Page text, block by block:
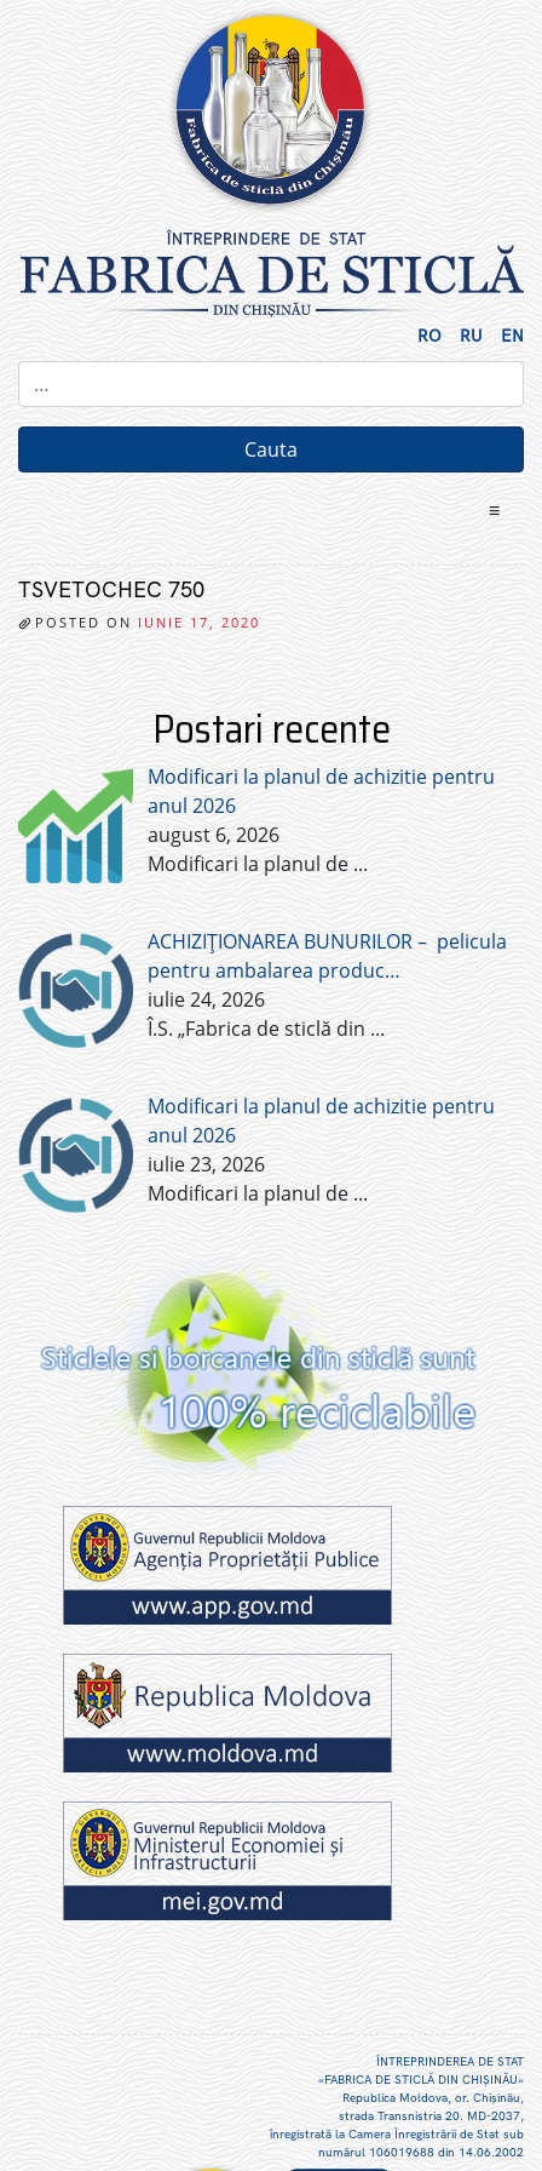
RO RU EN
≡
TSVETOCHEC 750
POSTED ON IUNIE 17, 2020
Postari recente
Modificari la planul de achizitie pentru
anul 2026
august 6, 2026
Modificari la planul de ...
ACHIZIȚIONAREA BUNURILOR – pelicula
pentru ambalarea produc…
iulie 24, 2026
Î.S. „Fabrica de sticlă din ...
Modificari la planul de achizitie pentru
anul 2026
iulie 23, 2026
Modificari la planul de ...
ÎNTREPRINDEREA DE STAT
«FABRICA DE STICLĂ DIN CHIŞINĂU»
Republica Moldova, or. Chişinău,
strada Transnistria 20. MD-2037,
înregistrată la Camera Înregistrării de Stat sub
numărul 106019688 din 14.06.2002